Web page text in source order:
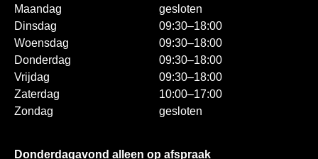
Maandag
gesloten
Dinsdag
09:30–18:00
Woensdag
09:30–18:00
Donderdag
09:30–18:00
Vrijdag
09:30–18:00
Zaterdag
10:00–17:00
Zondag
gesloten
Donderdagavond alleen op afspraak